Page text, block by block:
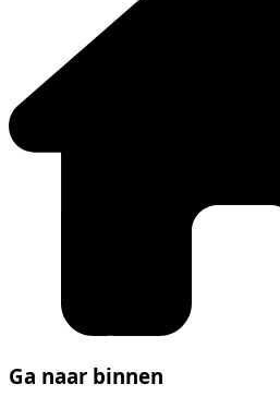
Ga naar binnen